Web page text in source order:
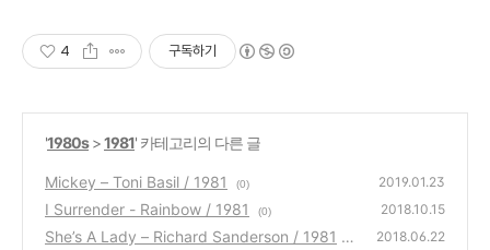
4 구독하기
'1980s>1981' 카테고리의 다른 글
Mickey – Toni Basil / 1981 (0) 2019.01.23
I Surrender - Rainbow / 1981 (0) 2018.10.15
She’s A Lady – Richard Sanderson / 1981 2018.06.22